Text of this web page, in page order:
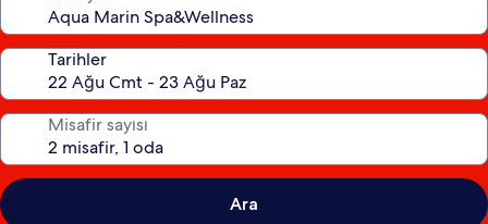
Tarihler
Misafir sayısı
Ara